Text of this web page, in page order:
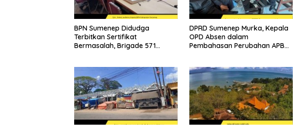
BPN Sumenep Didudga
Terbitkan Sertifikat
Bermasalah, Brigade 571
DPRD Sumenep Murka, Kepala
OPD Absen dalam
Pembahasan Perubahan APBD